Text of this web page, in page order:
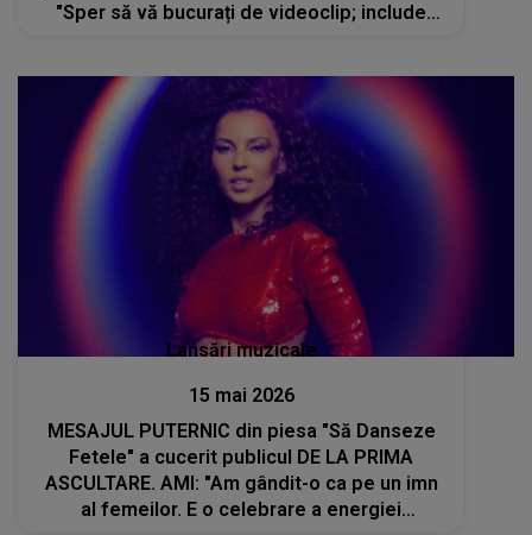
"Sper să vă bucurați de videoclip; include
Lansări muzicale
15 mai 2026
MESAJUL PUTERNIC din piesa "Să Danseze
Fetele" a cucerit publicul DE LA PRIMA
ASCULTARE. AMI: "Am gândit-o ca pe un imn
al femeilor. E o celebrare a energiei